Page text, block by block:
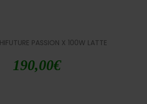
PASSION X 100W LATTE
190,00€